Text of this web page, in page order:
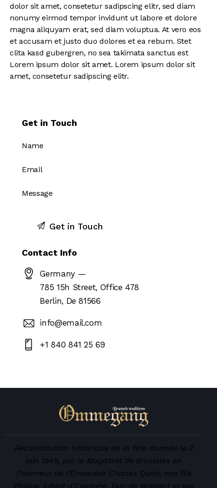
dolor sit amet, consetetur sadipscing elitr, sed diam
nonumy eirmod tempor invidunt ut labore et dolore
magna aliquyam erat, sed diam voluptua. At vero eos
et accusam et justo duo dolores et ea rebum. Stet
clita kasd gubergren, no sea takimata sanctus est
Lorem ipsum dolor sit amet. Lorem ipsum dolor sit
amet, consetetur sadipscing elitr.
Get in Touch
Contact Info
Germany —
785 15h Street, Office 478
Berlin, De 81566
info@email.com
+1 840 841 25 69
Reconstitution historique de la fête donnée le 2
juin 1549, par le Magistrat de Bruxelles en
l’honneur de l’Empereur Charles Quint, son fils
Philipe, infant d’Espagne, Duc de Brabant et ses